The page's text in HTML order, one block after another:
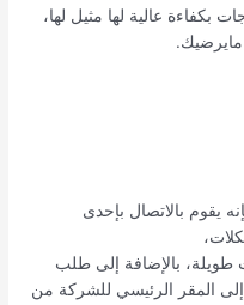
بكفاءة عالية لها مثيل لها،
مايرضيك.
يقوم بالاتصال بإحدى
طويلة، بالإضافة إلى طلب
إلى المقر الرئيسي للشركة من